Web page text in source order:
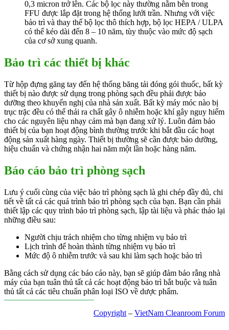
0,3 micron trở lên. Các bộ lọc này thường nằm bên trong
FFU được lắp đặt trong hệ thống lưới trần. Nhưng với việc
bảo trì và thay thế bộ lọc thô thích hợp, bộ lọc HEPA / ULPA
có thể kéo dài đến 8 – 10 năm, tùy thuộc vào mức độ sạch
của cơ sở xung quanh.
Bảo trì các thiết bị khác
Từ hộp đựng găng tay đến hệ thống băng tải đóng gói thuốc, bất kỳ
thiết bị nào được sử dụng trong phòng sạch đều phải được bảo
dưỡng theo khuyến nghị của nhà sản xuất. Bất kỳ máy móc nào bị
trục trặc đều có thể thải ra chất gây ô nhiễm hoặc khí gây nguy hiểm
cho các nguyên liệu nhạy cảm mà bạn đang xử lý. Luôn đảm bảo
thiết bị của bạn hoạt động bình thường trước khi bắt đầu các hoạt
động sản xuất hàng ngày. Thiết bị thường sẽ cần được bảo dưỡng,
hiệu chuẩn và chứng nhận hai năm một lần hoặc hàng năm.
Báo cáo bảo trì phòng sạch
Lưu ý cuối cùng của việc bảo trì phòng sạch là ghi chép đầy đủ, chi
tiết về tất cả các quá trình bảo trì phòng sạch của bạn. Bạn cần phải
thiết lập các quy trình bảo trì phòng sạch, lập tài liệu và phác thảo lại
những điều sau:
Người chịu trách nhiệm cho từng nhiệm vụ bảo trì
Lịch trình để hoàn thành từng nhiệm vụ bảo trì
Mức độ ô nhiễm trước và sau khi làm sạch hoặc bảo trì
Bằng cách sử dụng các báo cáo này, bạn sẽ giúp đảm bảo rằng nhà
máy của bạn tuân thủ tất cả các hoạt động bảo trì bắt buộc và tuân
thủ tất cả các tiêu chuẩn phân loại ISO về dược phẩm.
Copyright – VietNam Cleanroom Forum